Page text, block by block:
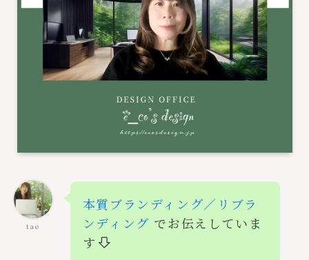
tae
本質ブランディング／リブラ
ンディング でお伝えしていま
す